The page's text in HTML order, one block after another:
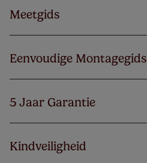
Meetgids
Eenvoudige Montagegids
5 Jaar Garantie
Kindveiligheid